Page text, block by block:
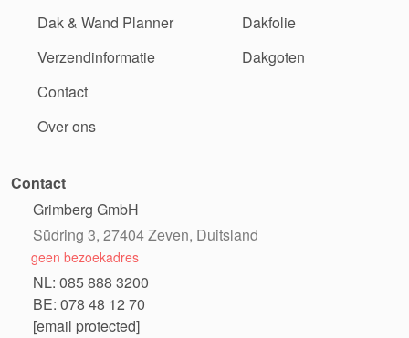
Dak & Wand Planner
Verzendinformatie
Contact
Over ons
Dakfolie
Dakgoten
Contact
Grimberg GmbH
Südring 3, 27404 Zeven, Duitsland
geen bezoekadres
NL: 085 888 3200
BE: 078 48 12 70
[email protected]